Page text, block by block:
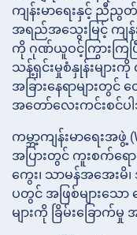
ကျန်းမာရေးနှင့် ညီ
အရည်အသွေးမြင့် ကျန်း
ကို ဂုဏ်ယူဝင့်ကြွားကြ
သန့်ရှင်းမှုစံနှုန်းမျာ
အခြားနေရာများတွင်
အတော်လေးကင်းစင်ပ
ကမ္ဘာ့ကျန်းမာရေးအ
အပြားတွင် ကူးစက်ရော
ကွေး၊ သာမန်အအေးမိ
ပတွင် အဖြစ်များသော
များကို ခြိမ်းခြော